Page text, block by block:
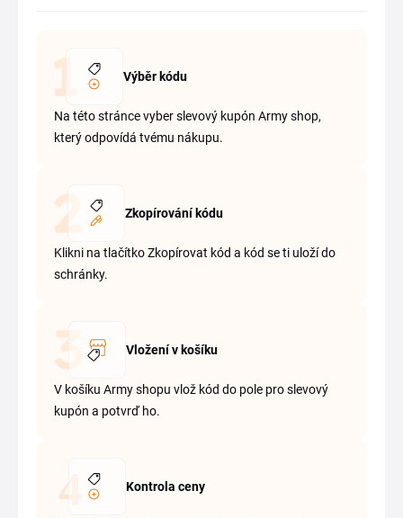
Výběr kódu
Na této stránce vyber slevový kupón Army shop,
který odpovídá tvému nákupu.
Zkopírování kódu
Klikni na tlačítko Zkopírovat kód a kód se ti uloží do
schránky.
Vložení v košíku
V košíku Army shopu vlož kód do pole pro slevový
kupón a potvrď ho.
Kontrola ceny